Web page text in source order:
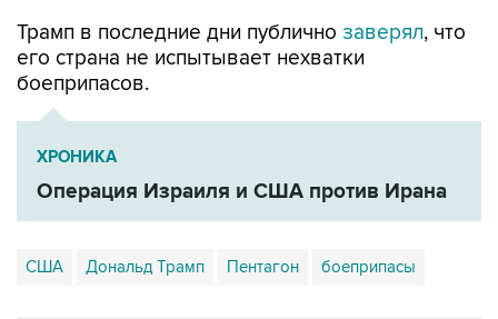
Трамп в последние дни публично заверял, что
его страна не испытывает нехватки
боеприпасов.
ХРОНИКА
Операция Израиля и США против Ирана
США Дональд Трамп Пентагон боеприпасы